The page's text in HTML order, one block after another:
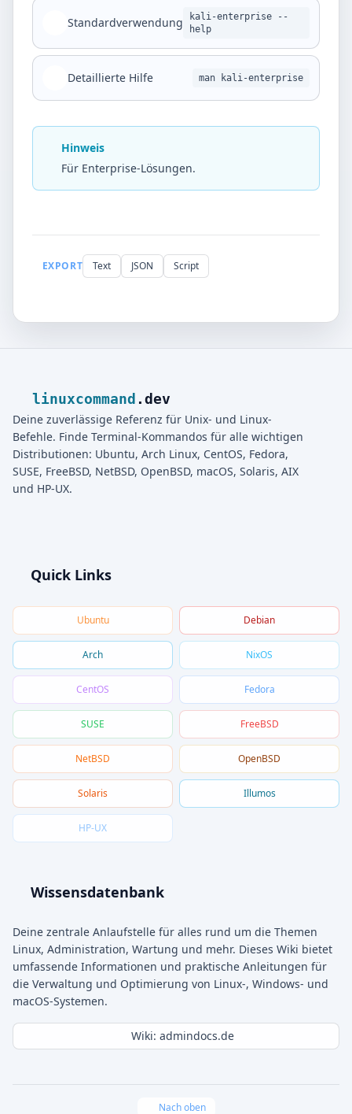
Standardverwendung
kali-enterprise --
help
Detaillierte Hilfe man kali-enterprise
Hinweis
Für Enterprise-Lösungen.
EXPORT Text JSON Script
linuxcommand .dev
Deine zuverlässige Referenz für Unix- und Linux-
Befehle. Finde Terminal-Kommandos für alle wichtigen
Distributionen: Ubuntu, Arch Linux, CentOS, Fedora,
SUSE, FreeBSD, NetBSD, OpenBSD, macOS, Solaris, AIX
und HP-UX.
Quick Links
Ubuntu Debian
Arch NixOS
CentOS Fedora
SUSE FreeBSD
NetBSD OpenBSD
Solaris Illumos
HP-UX
Wissensdatenbank
Deine zentrale Anlaufstelle für alles rund um die Themen
Linux, Administration, Wartung und mehr. Dieses Wiki bietet
umfassende Informationen und praktische Anleitungen für
die Verwaltung und Optimierung von Linux-, Windows- und
macOS-Systemen.
Wiki: admindocs.de
Nach oben